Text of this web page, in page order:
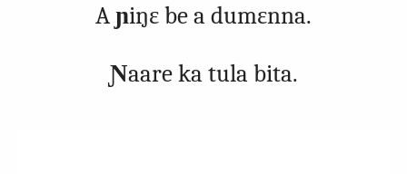
Aɲiŋɛ be a dumɛnna.
Ɲaare ka tula bita.